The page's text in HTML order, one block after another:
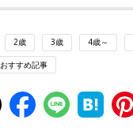
2歳 3歳 4歳～
おすすめ記事